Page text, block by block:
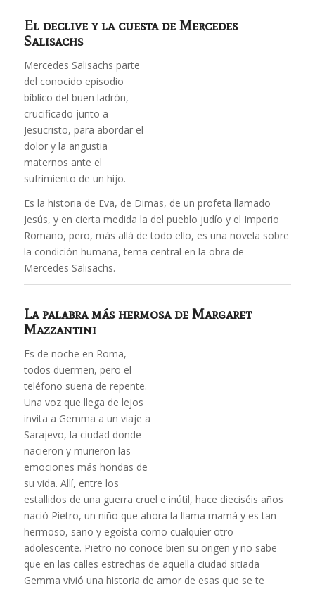
El declive y la cuestade Mercedes
Salisachs
Mercedes Salisachs parte
del conocido episodio
bíblico del buen ladrón,
crucificado junto a
Jesucristo, para abordar el
dolor y la angustia
maternos ante el
sufrimiento de un hijo.
Es la historia de Eva, de Dimas, de un profeta llamado
Jesús, y en cierta medida la del pueblo judío y el Imperio
Romano, pero, más allá de todo ello, es una novela sobre
la condición humana, tema central en la obra de
Mercedes Salisachs.
La palabra más hermosade Margaret
Mazzantini
Es de noche en Roma,
todos duermen, pero el
teléfono suena de repente.
Una voz que llega de lejos
invita a Gemma a un viaje a
Sarajevo, la ciudad donde
nacieron y murieron las
emociones más hondas de
su vida. Allí, entre los
estallidos de una guerra cruel e inútil, hace dieciséis años
nació Pietro, un niño que ahora la llama mamá y es tan
hermoso, sano y egoísta como cualquier otro
adolescente. Pietro no conoce bien su origen y no sabe
que en las calles estrechas de aquella ciudad sitiada
Gemma vivió una historia de amor de esas que se te